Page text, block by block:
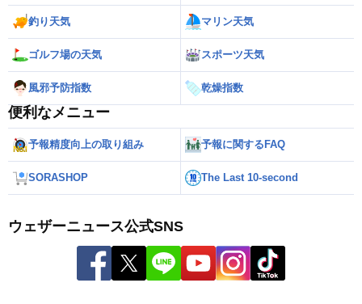
釣り天気 マリン天気
ゴルフ場の天気 スポーツ天気
風邪予防指数 乾燥指数
便利なメニュー
予報精度向上の取り組み 予報に関するFAQ
SORASHOP The Last 10-second
ウェザーニュース公式SNS